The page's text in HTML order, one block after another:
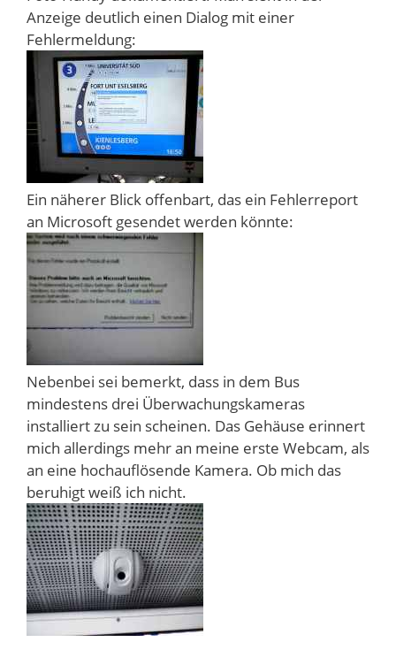
Anzeige deutlich einen Dialog mit einer
Fehlermeldung:
Ein näherer Blick offenbart, das ein Fehlerreport
an Microsoft gesendet werden könnte:
Nebenbei sei bemerkt, dass in dem Bus
mindestens drei Überwachungskameras
installiert zu sein scheinen. Das Gehäuse erinnert
mich allerdings mehr an meine erste Webcam, als
an eine hochauflösende Kamera. Ob mich das
beruhigt weiß ich nicht.